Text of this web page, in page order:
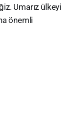
Umarız ülkeyi
önemli